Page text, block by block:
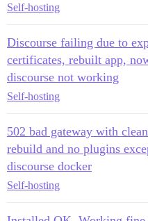
Self-hosting
Discourse failing due to
certificates, rebuilt app,
discourse not working
Self-hosting
502 bad gateway with clean
rebuild and no plugins
discourse docker
Self-hosting